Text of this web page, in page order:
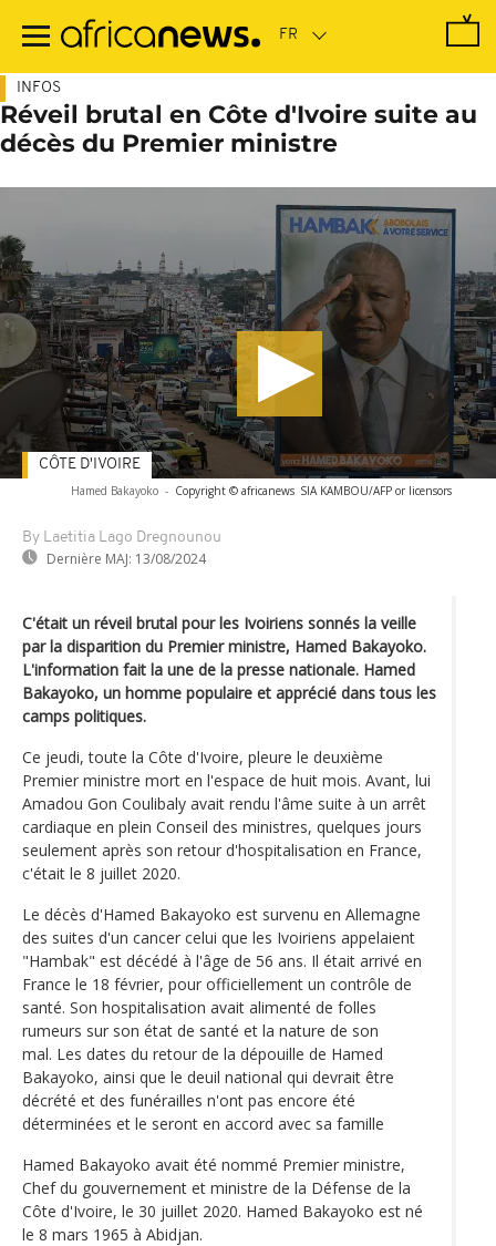
contenu
INFOS
Réveil brutal en Côte d'Ivoire suite au
décès du Premier ministre
Hamed Bakayoko - Copyright © africanews SIA KAMBOU/AFP or licensors
By Laetitia Lago Dregnounou
Dernière MAJ: 13/08/2024
CÔTE D'IVOIRE
C'était un réveil brutal pour les Ivoiriens sonnés la veille
par la disparition du Premier ministre, Hamed Bakayoko.
L'information fait la une de la presse nationale. Hamed
Bakayoko, un homme populaire et apprécié dans tous les
camps politiques.
Ce jeudi, toute la Côte d'Ivoire, pleure le deuxième
Premier ministre mort en l'espace de huit mois. Avant, lui
Amadou Gon Coulibaly avait rendu l'âme suite à un arrêt
cardiaque en plein Conseil des ministres, quelques jours
seulement après son retour d'hospitalisation en France,
c'était le 8 juillet 2020.
Le décès d'Hamed Bakayoko est survenu en Allemagne
des suites d'un cancer celui que les Ivoiriens appelaient
"Hambak" est décédé à l'âge de 56 ans. Il était arrivé en
France le 18 février, pour officiellement un contrôle de
santé. Son hospitalisation avait alimenté de folles
rumeurs sur son état de santé et la nature de son
mal. Les dates du retour de la dépouille de Hamed
Bakayoko, ainsi que le deuil national qui devrait être
décrété et des funérailles n'ont pas encore été
déterminées et le seront en accord avec sa famille
Hamed Bakayoko avait été nommé Premier ministre,
Chef du gouvernement et ministre de la Défense de la
Côte d'Ivoire, le 30 juillet 2020. Hamed Bakayoko est né
le 8 mars 1965 à Abidjan.